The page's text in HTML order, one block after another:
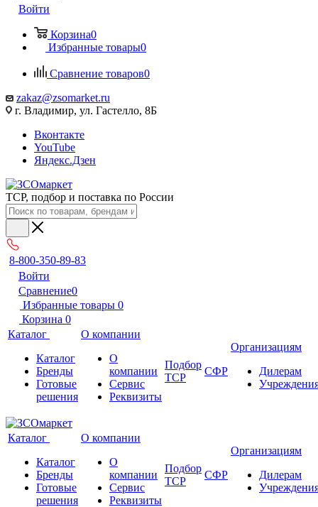
Войти
Корзина0
Избранные товары0
Сравнение товаров0
zakaz@zsomarket.ru
г. Владимир, ул. Гастелло, 8Б
Вконтакте
YouTube
Яндекс.Дзен
ТСР, подбор и поставка по России
8-800-350-89-83
Войти
Сравнение0
Избранные товары 0
Корзина 0
Каталог
Каталог
Бренды
Готовые
решения
О компании
О
компании
Сервис
Реквизиты
Подбор
ТСР
СФР
Организациям
Дилерам
Каталог
Каталог
Бренды
Готовые
решения
О компании
О
компании
Сервис
Реквизиты
Подбор
ТСР
СФР
Организациям
Дилерам